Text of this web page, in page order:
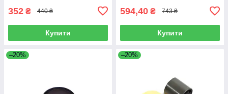
352 ₴ 440 ₴
Купити
594,40 ₴ 743 ₴
Купити
–20% –20%